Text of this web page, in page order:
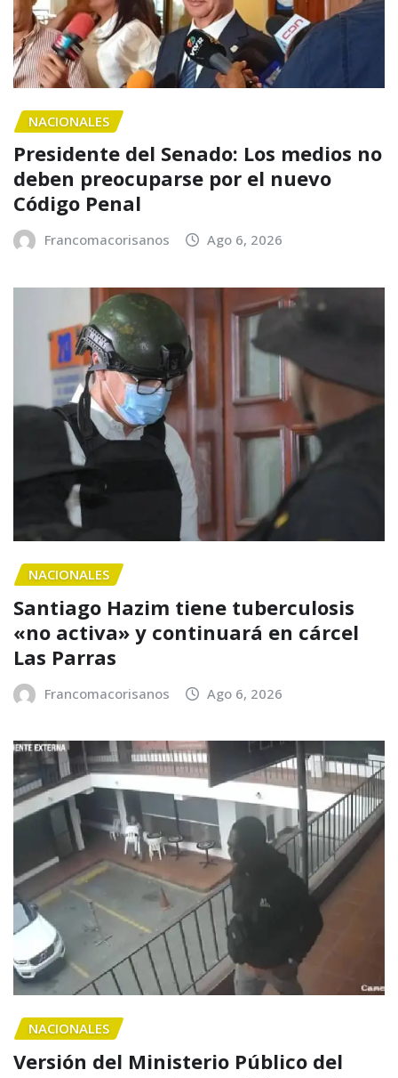
NACIONALES
Presidente del Senado: Los medios no
deben preocuparse por el nuevo
Código Penal
Francomacorisanos Ago 6, 2026
NACIONALES
Santiago Hazim tiene tuberculosis
«no activa» y continuará en cárcel
Las Parras
Francomacorisanos Ago 6, 2026
NACIONALES
Versión del Ministerio Público del